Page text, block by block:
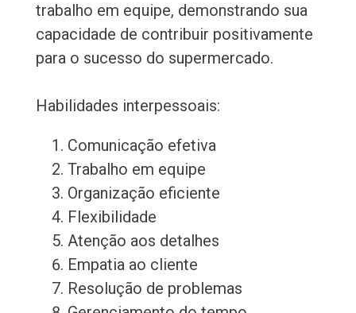
trabalho em equipe, demonstrando sua
capacidade de contribuir positivamente
para o sucesso do supermercado.
Habilidades interpessoais:
Comunicação efetiva
Trabalho em equipe
Organização eficiente
Flexibilidade
Atenção aos detalhes
Empatia ao cliente
Resolução de problemas